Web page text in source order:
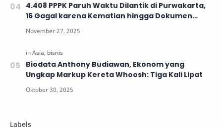
4.408 PPPK Paruh Waktu Dilantik di Purwakarta,
16 Gagal karena Kematian hingga Dokumen
Tidak Lengkap
Biodata Anthony Budiawan, Ekonom yang
Ungkap Markup Kereta Whoosh: Tiga Kali Lipat
Labels